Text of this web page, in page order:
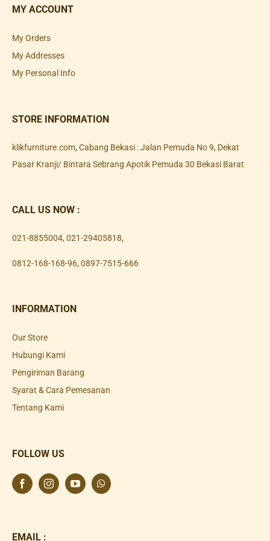
MY ACCOUNT
My Orders
My Addresses
My Personal Info
STORE INFORMATION
klikfurniture.com, Cabang Bekasi : Jalan Pemuda No 9, Dekat
Pasar Kranji/ Bintara Sebrang Apotik Pemuda 30 Bekasi Barat
CALL US NOW :
021-8855004, 021-29405818,
0812-168-168-96, 0897-7515-666
INFORMATION
Our Store
Hubungi Kami
Pengiriman Barang
Syarat & Cara Pemesanan
Tentang Kami
FOLLOW US
EMAIL :